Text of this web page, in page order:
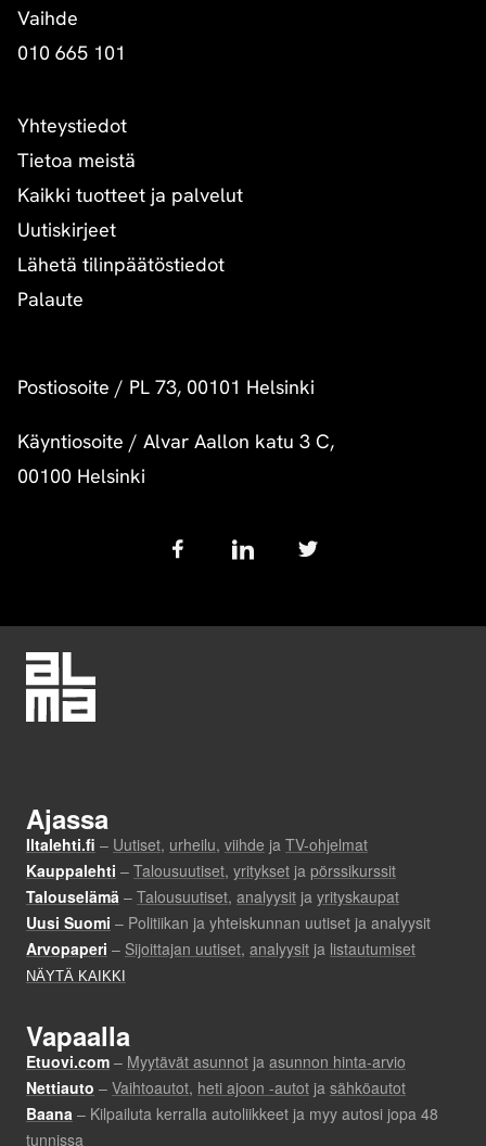
Vaihde
010 665 101
Yhteystiedot
Tietoa meistä
Kaikki tuotteet ja palvelut
Uutiskirjeet
Lähetä tilinpäätöstiedot
Palaute
Postiosoite / PL 73, 00101 Helsinki
Käyntiosoite / Alvar Aallon katu 3 C,
00100 Helsinki